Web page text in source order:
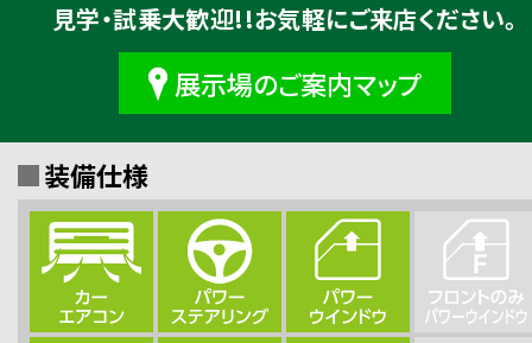
見学・試乗大歓迎!!お気軽にご来店ください。
展示場のご案内マップ
装備仕様